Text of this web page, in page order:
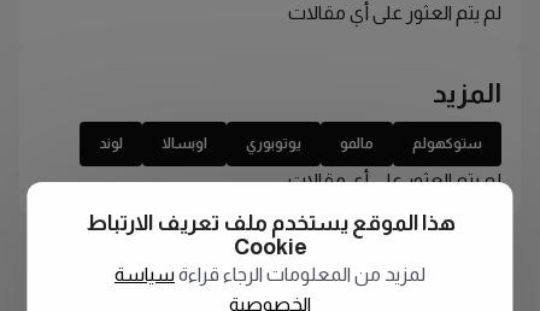
لم يتم العثور على أي مقالات
المزيد
ستوكهولم مالمو يوتوبوري اوبسالا لوند
لم يتم العثور على أي مقالات
هذا الموقع يستخدم ملف تعريف الارتباط
Cookie
لمزيد من المعلومات الرجاء قراءة سياسة
الخصوصية